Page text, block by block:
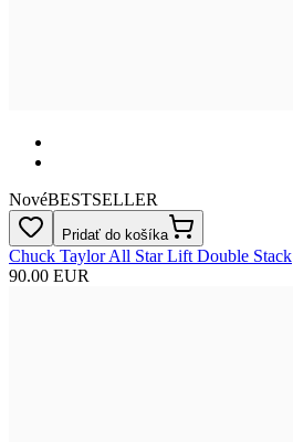
NovéBESTSELLER
Pridať do košíka
Chuck Taylor All Star Lift Double Stack
90.00 EUR